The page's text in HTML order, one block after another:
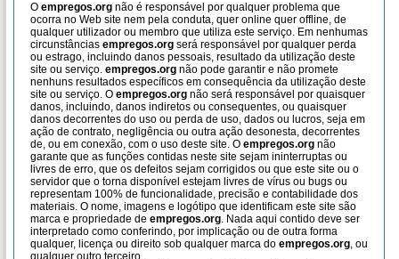
O empregos.org não é responsável por qualquer problema que
ocorra no Web site nem pela conduta, quer online quer offline, de
qualquer utilizador ou membro que utiliza este serviço. Em nenhumas
circunstâncias empregos.org será responsável por qualquer perda
ou estrago, incluindo danos pessoais, resultado da utilização deste
site ou serviço. empregos.org não pode garantir e não promete
nenhuns resultados específicos em consequência da utilização deste
site ou serviço. O empregos.org não será responsável por quaisquer
danos, incluindo, danos indiretos ou consequentes, ou quaisquer
danos decorrentes do uso ou perda de uso, dados ou lucros, seja em
ação de contrato, negligência ou outra ação desonesta, decorrentes
de, ou em conexão, com o uso deste site. O empregos.org não
garante que as funções contidas neste site sejam ininterruptas ou
livres de erro, que os defeitos sejam corrigidos ou que este site ou o
servidor que o torna disponível estejam livres de vírus ou bugs ou
representam 100% de funcionalidade, precisão e contabilidade dos
materiais. O nome, imagens e logótipo que identificam este site são
marca e propriedade de empregos.org. Nada aqui contido deve ser
interpretado como conferindo, por implicação ou de outra forma
qualquer, licença ou direito sob qualquer marca do empregos.org, ou
qualquer outro terceiro.